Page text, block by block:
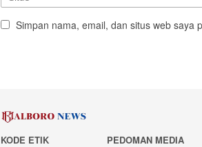
Simpan nama, email, dan situs web saya
KODE ETIK
PEDOMAN MEDIA